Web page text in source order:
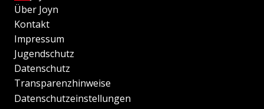
Über Joyn
Kontakt
Impressum
Jugendschutz
Datenschutz
Transparenzhinweise
Datenschutzeinstellungen